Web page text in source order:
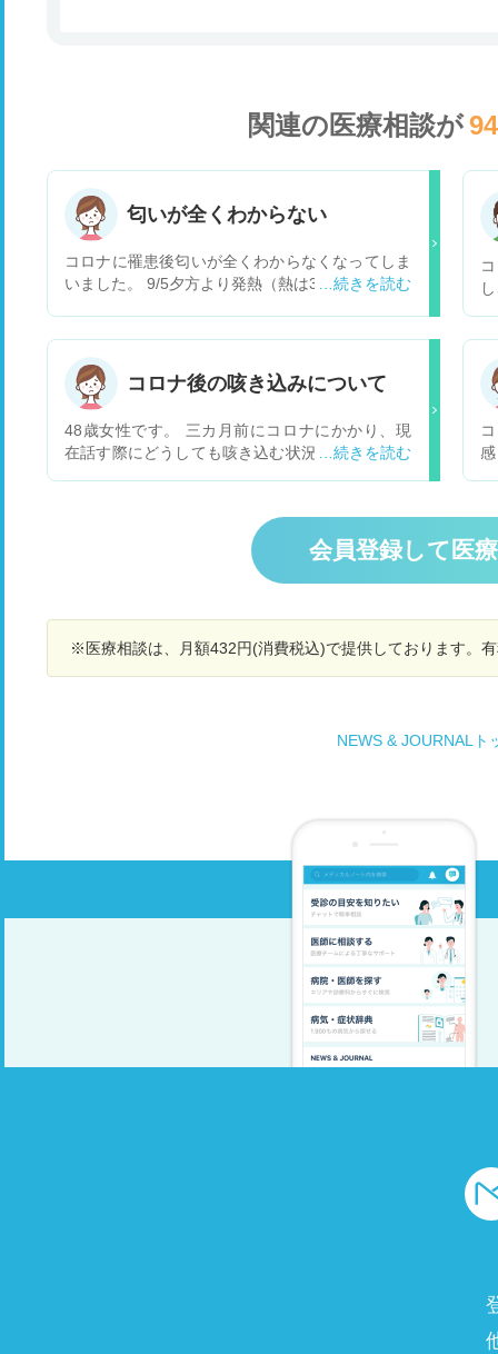
関連の医療相談が
匂いが全くわからない
コロナに罹患後匂いが全くわからなくなってしま
いました。 9/5夕方より発熱（熱は3日くらいで平
か？受診するとすれば何科にいつ頃行けばよいの
でしょうか？コロナ後の咳き込みについて
48歳女性です。 三カ月前にコロナにかかり、現
在話す際にどうしても咳き込む状況がいまだ続い
際、咳がどうしてもでてしまいます。又、咳込み
が多いせいか、声もかすれることもあります。 三
カ月たった現在も完治の気配がない状態です。 コ
ロナ後に私のような症状が出ている方は多いので
ですが、このまま通院だけ続けていく形で良いも
のでしょうか？ なんとか、咳き込みをしずめたい
会員登録して医
※医療相談は、月額432円(消費税込)で提供しております。
NEWS & JOURNALト